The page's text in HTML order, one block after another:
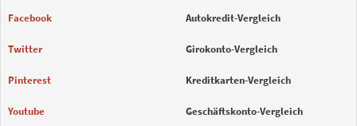
Facebook
Twitter
Pinterest
Youtube
Autokredit-Vergleich
Girokonto-Vergleich
Kreditkarten-Vergleich
Geschäftskonto-Vergleich